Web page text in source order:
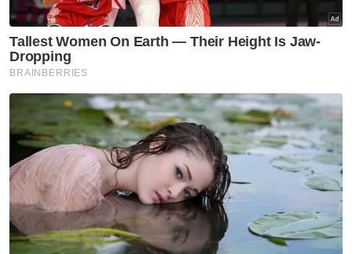
di peringkat nasional dan negeri perlu
dilakukan dengan kadar segera.